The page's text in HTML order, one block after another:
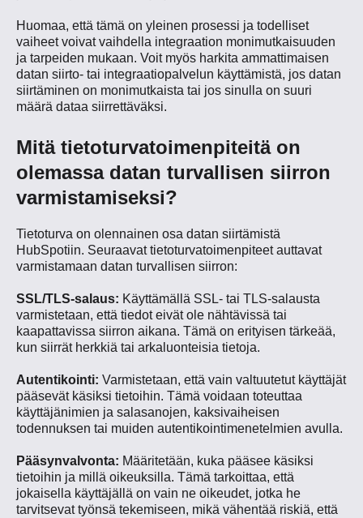
Huomaa, että tämä on yleinen prosessi ja todelliset
vaiheet voivat vaihdella integraation monimutkaisuuden
ja tarpeiden mukaan. Voit myös harkita ammattimaisen
datan siirto- tai integraatiopalvelun käyttämistä, jos datan
siirtäminen on monimutkaista tai jos sinulla on suuri
määrä dataa siirrettäväksi.
Mitä tietoturvatoimenpiteitä on
olemassa datan turvallisen siirron
varmistamiseksi?
Tietoturva on olennainen osa datan siirtämistä
HubSpotiin. Seuraavat tietoturvatoimenpiteet auttavat
varmistamaan datan turvallisen siirron:
SSL/TLS-salaus: Käyttämällä SSL- tai TLS-salausta
varmistetaan, että tiedot eivät ole nähtävissä tai
kaapattavissa siirron aikana. Tämä on erityisen tärkeää,
kun siirrät herkkiä tai arkaluonteisia tietoja.
Autentikointi: Varmistetaan, että vain valtuutetut käyttäjät
pääsevät käsiksi tietoihin. Tämä voidaan toteuttaa
käyttäjänimien ja salasanojen, kaksivaiheisen
todennuksen tai muiden autentikointimenetelmien avulla.
Pääsynvalvonta: Määritetään, kuka pääsee käsiksi
tietoihin ja millä oikeuksilla. Tämä tarkoittaa, että
jokaisella käyttäjällä on vain ne oikeudet, jotka he
tarvitsevat työnsä tekemiseen, mikä vähentää riskiä, että